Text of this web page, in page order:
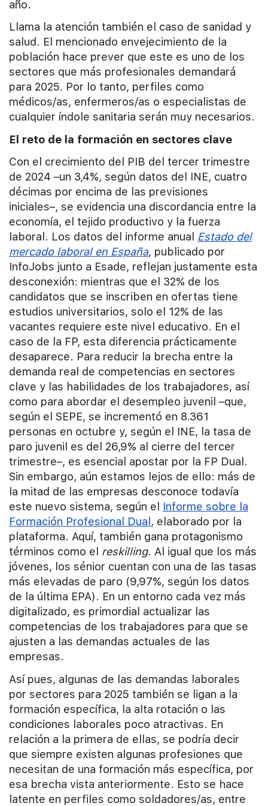
año.
Llama la atención también el caso de sanidad y
salud. El mencionado envejecimiento de la
población hace prever que este es uno de los
sectores que más profesionales demandará
para 2025. Por lo tanto, perfiles como
médicos/as, enfermeros/as o especialistas de
cualquier índole sanitaria serán muy necesarios.
El reto de la formación en sectores clave
Con el crecimiento del PIB del tercer trimestre
de 2024 –un 3,4%, según datos del INE, cuatro
décimas por encima de las previsiones
iniciales–, se evidencia una discordancia entre la
economía, el tejido productivo y la fuerza
laboral. Los datos del informe anual Estado del
mercado laboral en España, publicado por
InfoJobs junto a Esade, reflejan justamente esta
desconexión: mientras que el 32% de los
candidatos que se inscriben en ofertas tiene
estudios universitarios, solo el 12% de las
vacantes requiere este nivel educativo. En el
caso de la FP, esta diferencia prácticamente
desaparece. Para reducir la brecha entre la
demanda real de competencias en sectores
clave y las habilidades de los trabajadores, así
como para abordar el desempleo juvenil –que,
según el SEPE, se incrementó en 8.361
personas en octubre y, según el INE, la tasa de
paro juvenil es del 26,9% al cierre del tercer
trimestre–, es esencial apostar por la FP Dual.
Sin embargo, aún estamos lejos de ello: más de
la mitad de las empresas desconoce todavía
este nuevo sistema, según el Informe sobre la
Formación Profesional Dual , elaborado por la
plataforma. Aquí, también gana protagonismo
términos como el reskilling. Al igual que los más
jóvenes, los sénior cuentan con una de las tasas
más elevadas de paro (9,97%, según los datos
de la última EPA). En un entorno cada vez más
digitalizado, es primordial actualizar las
competencias de los trabajadores para que se
ajusten a las demandas actuales de las
empresas.
Así pues, algunas de las demandas laborales
por sectores para 2025 también se ligan a la
formación específica, la alta rotación o las
condiciones laborales poco atractivas. En
relación a la primera de ellas, se podría decir
que siempre existen algunas profesiones que
necesitan de una formación más específica, por
esa brecha vista anteriormente. Esto se hace
latente en perfiles como soldadores/as, entre